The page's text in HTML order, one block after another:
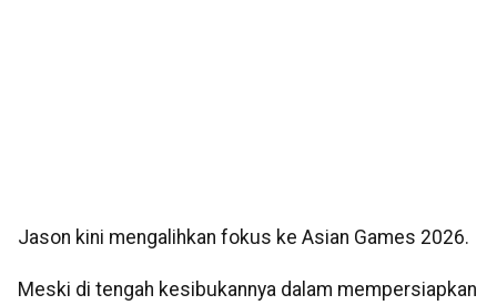
Jason kini mengalihkan fokus ke Asian Games 2026.
Meski di tengah kesibukannya dalam mempersiapkan